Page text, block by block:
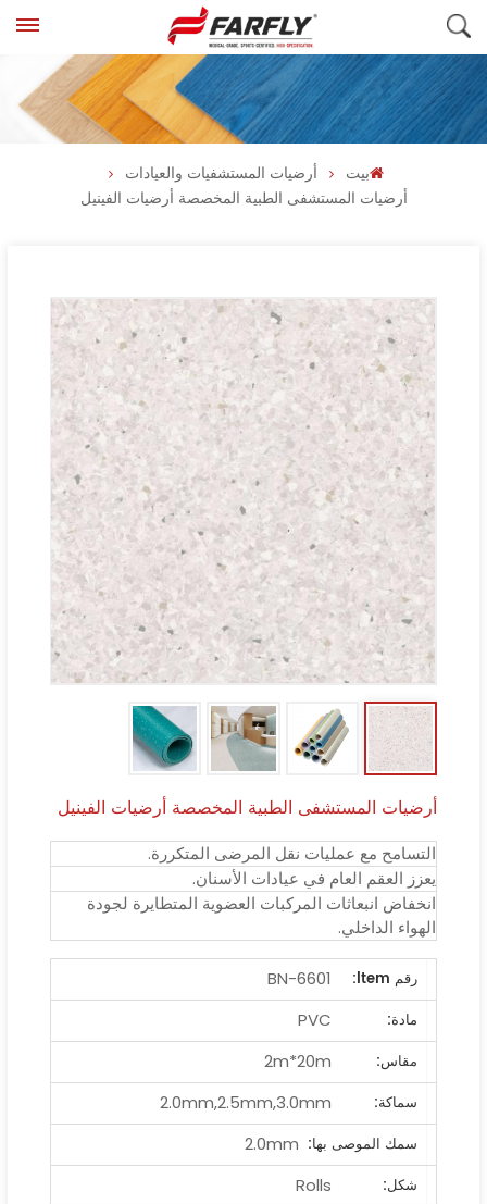
بيت
أرضيات المستشفيات والعيادات
أرضيات المستشفى الطبية المخصصة أرضيات الفينيل
أرضيات المستشفى الطبية المخصصة أرضيات الفينيل
التسامح مع عمليات نقل المرضى المتكررة.
يعزز العقم العام في عيادات الأسنان.
انخفاض انبعاثات المركبات العضوية المتطايرة لجودة
الهواء الداخلي.
رقم ltem:
BN-6601
مادة:
PVC
مقاس:
2m*20m
سماكة:
2.0mm,2.5mm,3.0mm
سمك الموصى بها: 2.0mm
شكل:
Rolls